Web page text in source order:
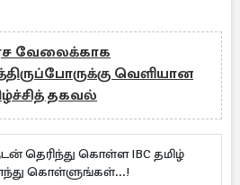
வேலைக்காக
வெளியான
தகவல்
தெரிந்து கொள்ள IBC தமிழ்
கொள்ளுங்கள்...!